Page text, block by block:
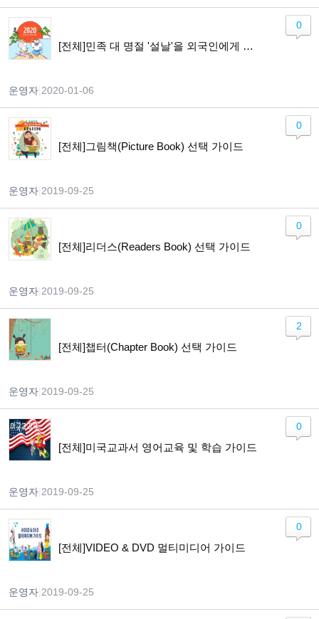
[전체]민족 대 명절 '설날'을 외국인에게 소개하기!!
운영자 2020-01-06
0
[전체]그림책(Picture Book) 선택 가이드
운영자 2019-09-25
0
[전체]리더스(Readers Book) 선택 가이드
운영자 2019-09-25
0
[전체]챕터(Chapter Book) 선택 가이드
운영자 2019-09-25
2
[전체]미국교과서 영어교육 및 학습 가이드
운영자 2019-09-25
0
[전체]VIDEO & DVD 멀티미디어 가이드
운영자 2019-09-25
0